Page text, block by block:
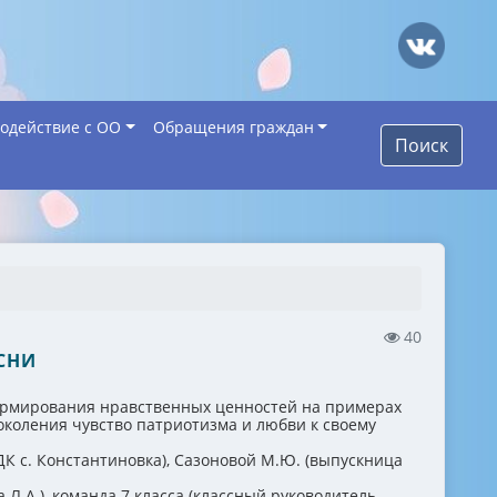
с ОО Обращения граждан
Поиск
40
нравственных ценностей на примерах
чувство патриотизма и любви к своему
с. Константиновка), Сазоновой М.Ю. (выпускница